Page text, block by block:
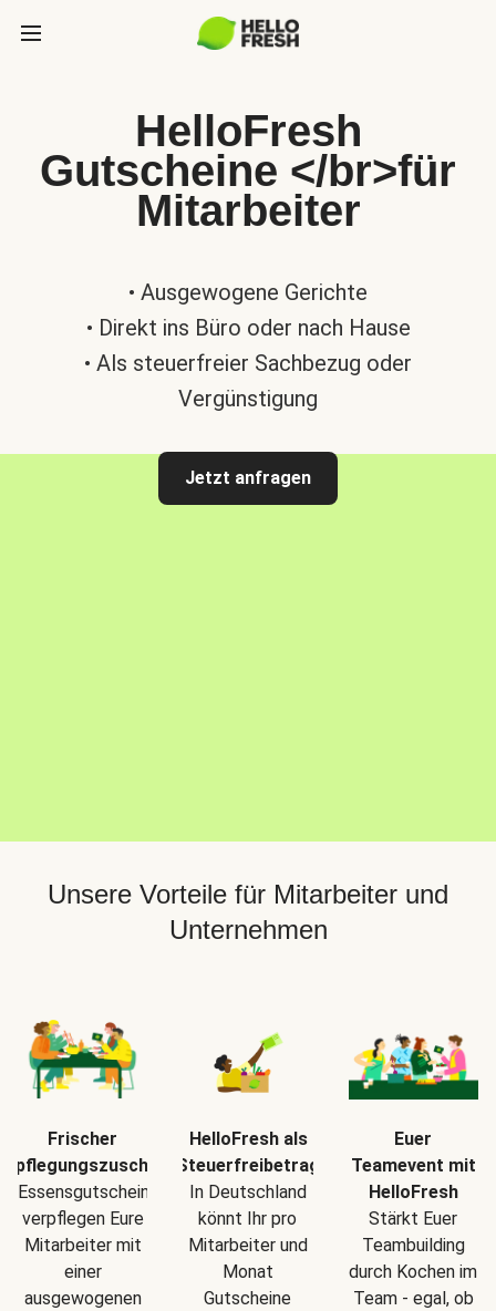
HelloFresh
Gutscheine </br>für
Mitarbeiter
• Ausgewogene Gerichte
• Direkt ins Büro oder nach Hause
• Als steuerfreier Sachbezug oder
Vergünstigung
Jetzt anfragen
Unsere Vorteile für Mitarbeiter und
Unternehmen
Frischer
Essensgutscheine
verpflegen Eure
Mitarbeiter mit
einer
ausgewogenen
HelloFresh als
Steuerfreibetrag
In Deutschland
könnt Ihr pro
Mitarbeiter und
Monat
Gutscheine
Euer
Teamevent mit
HelloFresh
Stärkt Euer
Teambuilding
durch Kochen im
Team - egal, ob